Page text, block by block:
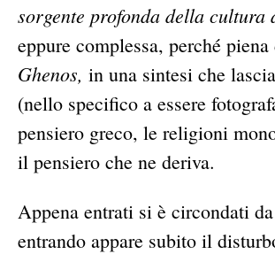
sorgente profonda della
eppure complessa, perché
Ghenos, in una sintesi che
(nello specifico a essere
pensiero greco, le religioni
il pensiero che ne deriva.
Appena entrati si è circondati
entrando appare subito il